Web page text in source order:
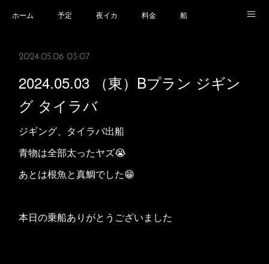
ホーム 予定 夜イカ 料金 船
2024.05.06 03:07
2024.05.03 （東）Bプラン ジギン
グ タイラバ
ジギング、タイラバ出船
青物は全部太ったヤズ😭
あとは根魚と真鯛でした😁
本日の乗船ありがとうございました